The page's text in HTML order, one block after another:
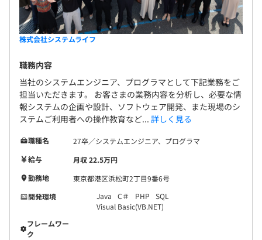
株式会社システムライフ
職務内容
当社のシステムエンジニア、プログラマとして下記業務をご
担当いただきます。 お客さまの業務内容を分析し、必要な情
報システムの企画や設計、ソフトウェア開発、また現場のシ
ステムご利用者への操作教育など... 詳しく見る
職種名
27卒／システムエンジニア、プログラマ
給与
月収 22.5万円
勤務地
東京都港区浜松町2丁目9番6号
開発環境
Java C＃ PHP
SQL
Visual Basic(VB.NET)
フレームワー
ク